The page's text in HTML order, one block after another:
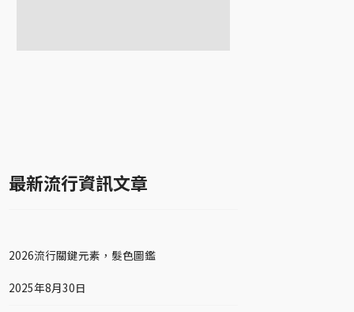
最新流行資訊文章
2026流行關鍵元素，髮色圖鑑
2025年8月30日